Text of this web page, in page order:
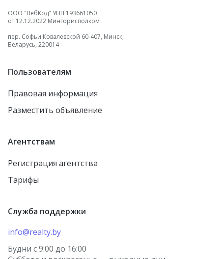
ООО "ВебКод" УНП 193661050
от 12.12.2022 Мингорисполком
пер. Софьи Ковалевской 60-407, Минск,
Беларусь, 220014
Пользователям
Правовая информация
Разместить объявление
Агентствам
Регистрация агентства
Тарифы
Служба поддержки
info@realty.by
Будни с 9:00 до 16:00